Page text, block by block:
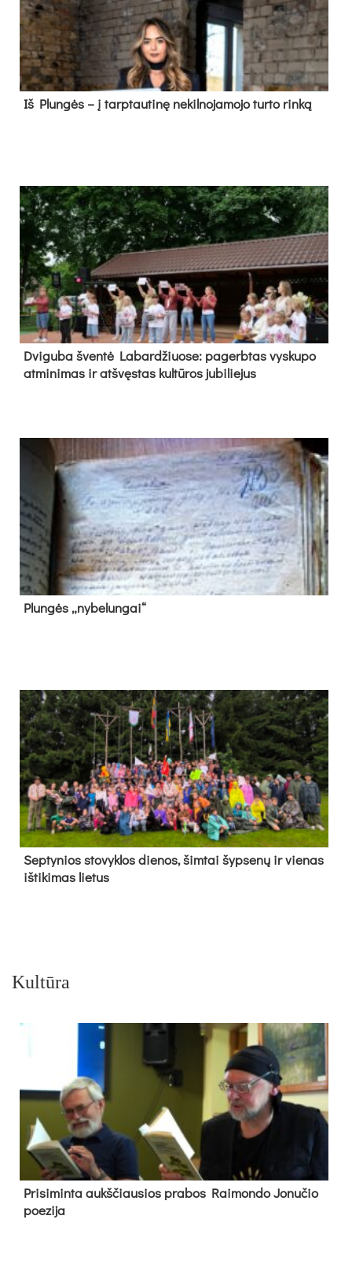
Iš Plungės – į tarptautinę nekilnojamojo turto rinką
Dvi­gu­ba šven­tė La­bar­džiuo­se: pa­gerb­tas vys­ku­po
at­mi­ni­mas ir at­švęs­tas kul­tū­ros ju­bi­lie­jus
Plun­gės „ny­be­lun­gai“
Sep­ty­nios sto­vyk­los die­nos, šim­tai šyp­se­nų ir vie­nas
iš­ti­ki­mas lie­tus
Kultūra
Pri­si­min­ta aukš­čiau­sios pra­bos Rai­mon­do Jo­nu­čio
poe­zi­ja